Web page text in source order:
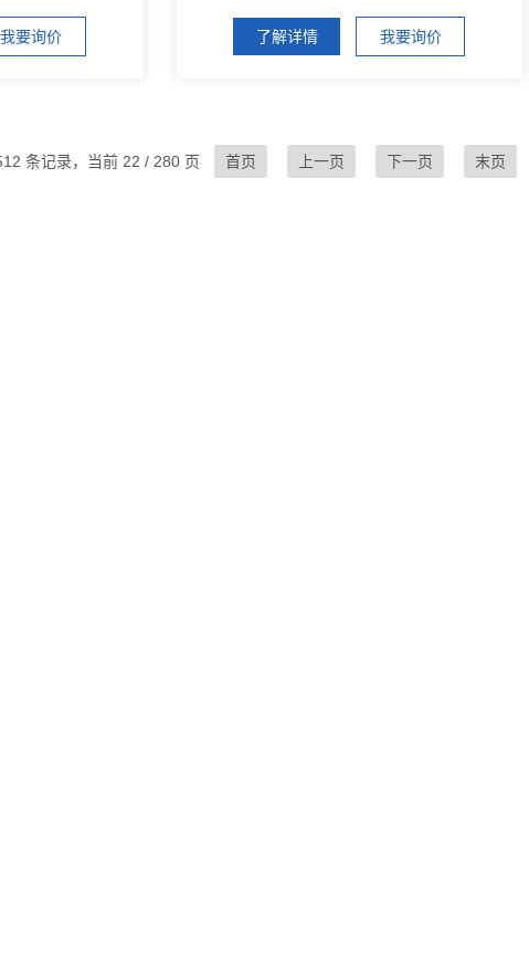
我要询价 了解详情 我要询价
条记录，当前 22 / 280 页 首页 上一页 下一页 末页